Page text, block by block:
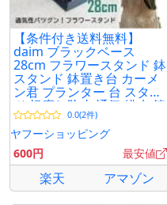
【条件付き送料無料】
daim ブラックベース
28cm フラワースタンド 鉢
スタンド 鉢置き台 カーメ
ン君 プランター 台 スタン
ド 根腐れ防止 通気 排水 第
一ビニール0.0(2件)
ヤフーショッピング
600円
最安値
楽天 アマゾン